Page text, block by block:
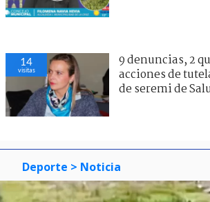
14
visitas
9 denuncias, 2
acciones de
de seremi de
Deporte > Noticia